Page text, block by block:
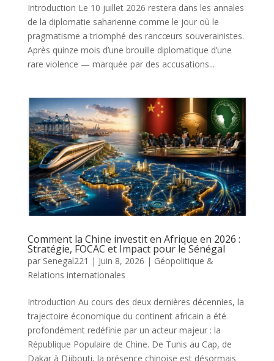
Introduction Le 10 juillet 2026 restera dans les annales
de la diplomatie saharienne comme le jour où le
pragmatisme a triomphé des rancœurs souverainistes.
Après quinze mois d’une brouille diplomatique d’une
rare violence — marquée par des accusations...
Comment la Chine investit en Afrique en 2026 :
Stratégie, FOCAC et Impact pour le Sénégal
par Senegal221 | Juin 8, 2026 | Géopolitique &
Relations internationales
Introduction Au cours des deux dernières décennies, la
trajectoire économique du continent africain a été
profondément redéfinie par un acteur majeur : la
République Populaire de Chine. De Tunis au Cap, de
Dakar à Djibouti, la présence chinoise est désormais